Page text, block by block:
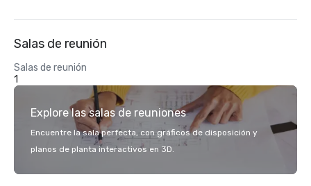
Salas de reunión
Salas de reunión
1
Explore las salas de reuniones
Encuentre la sala perfecta, con gráficos de disposición y
planos de planta interactivos en 3D.